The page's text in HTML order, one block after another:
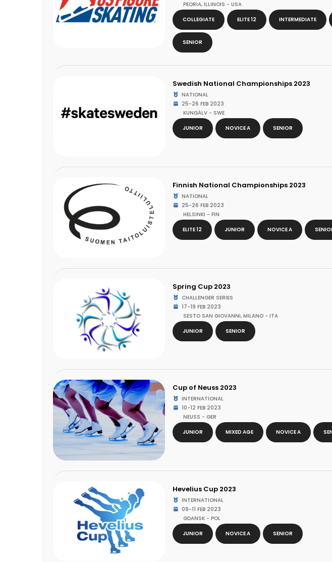
PEORIA, ILLINOIS - USA
COLLEGIATE
ELITE 12 INTERMEDIATE
SENIOR
Swedish National Championships 2023
NATIONAL
25-26 FEB 2023
KUNGÄLV - SWE
JUNIOR
NOVICE A SENIOR
Finnish National Championships 2023
NATIONAL
25-26 FEB 2023
HELSINKI - FIN
ELITE 12
JUNIOR NOVICE A
Spring Cup 2023
CHALLENGER SERIES
17-19 FEB 2023
SESTO SAN GIOVANNI, MILANO - ITA
JUNIOR
SENIOR
Cup of Neuss 2023
INTERNATIONAL
10-12 FEB 2023
NEUSS - GER
JUNIOR
MIXED AGE NOVICE A
Hevelius Cup 2023
INTERNATIONAL
09-11 FEB 2023
GDANSK - POL
JUNIOR
NOVICE A SENIOR